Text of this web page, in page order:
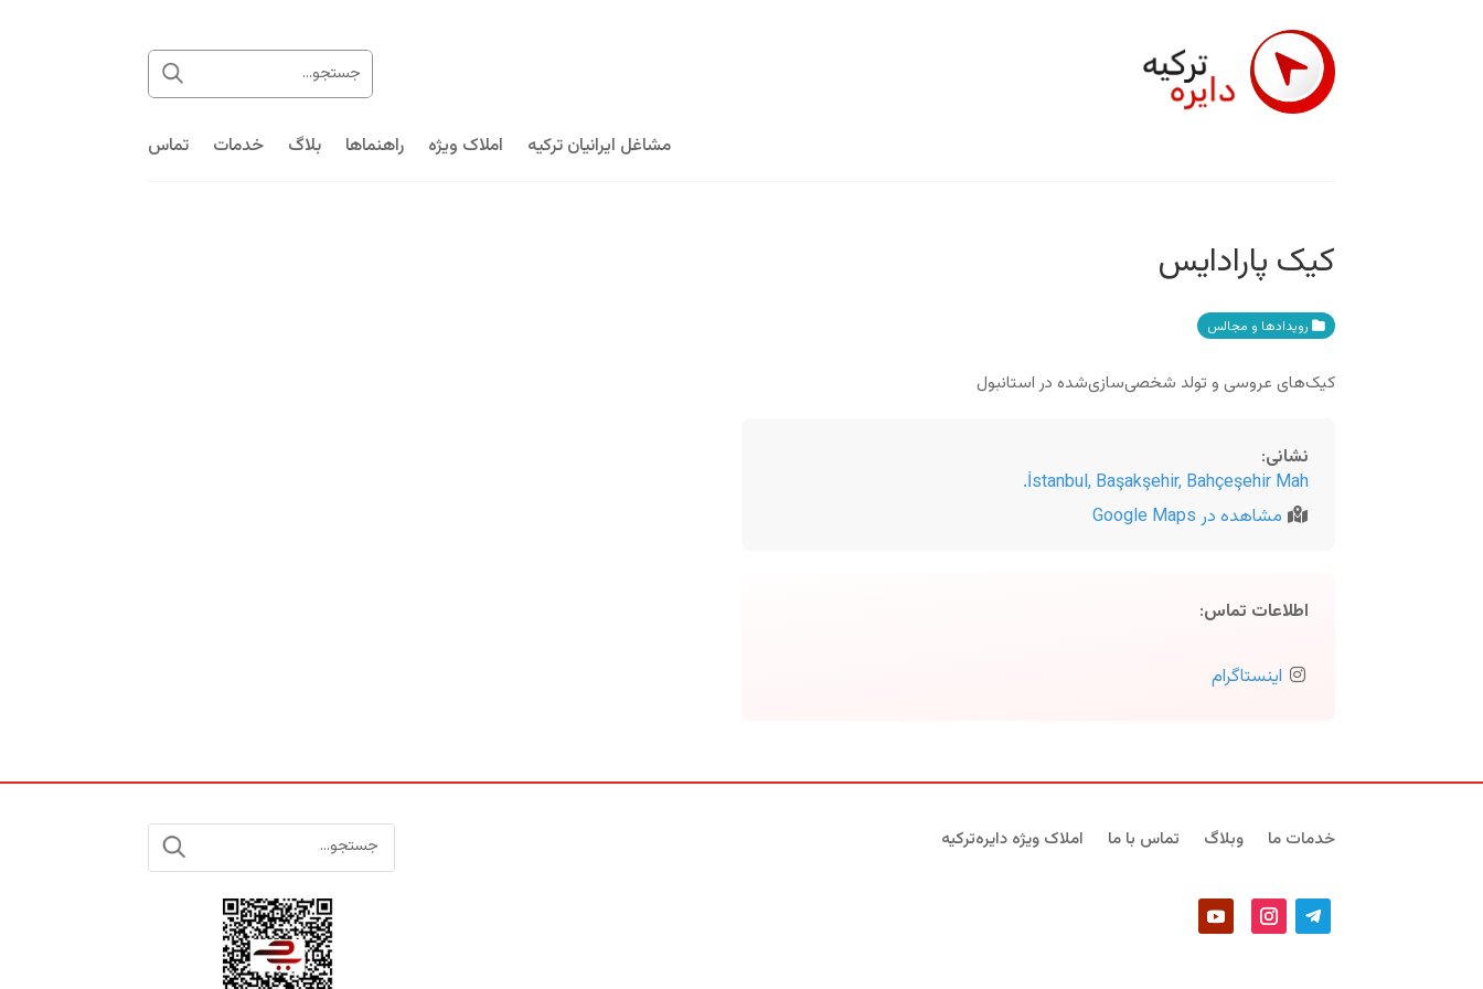
مشاغل ایرانیان ترکیه املاک ویژه راهنماها بلاگ خدمات تماس
کیک پارادایس
رویدادها و مجالس
کیک‌های عروسی و تولد شخصی‌سازی‌شده در استانبول
نشانی:
İstanbul, Başakşehir, Bahçeşehir Mah.
مشاهده در Google Maps
اطلاعات تماس:
اینستاگرام
خدمات ما وبلاگ تماس با ما املاک ویژه دایره‌ترکیه